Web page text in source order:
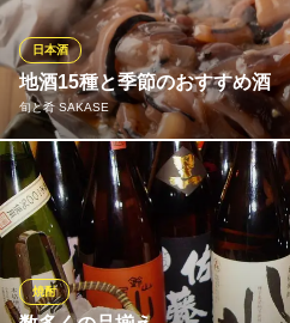
の味が楽しめます。 蓬莱泉1杯
る日本酒は30種以上！ ※日本酒サ
おん 枚方本店
野菜と魚と酒の超専門店
京阪本線枚方市駅 徒歩5分
大阪府枚方市大垣内町1-4-3
地酒15種と季節のおすすめ酒
旬と肴 SAKASE
日本酒
当店では、日本各地の地酒を15種
に仕入れを替えているため、毎回
みいただけます！また、当店では
でも一風変わった「イカの塩辛の
の上でイカの塩辛を焼いて召し上
す。
焼酎